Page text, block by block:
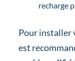
recharge
Pour installer
est